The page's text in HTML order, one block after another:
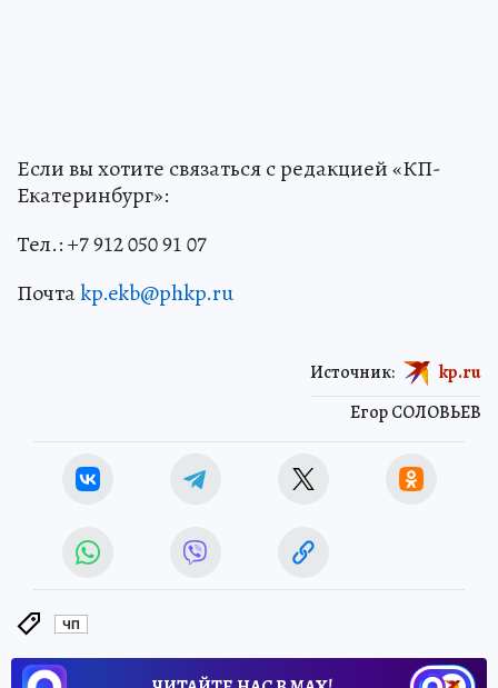
Если вы хотите связаться с редакцией «КП-
Екатеринбург»:
Тел.: +7 912 050 91 07
Почтаkp.ekb@phkp.ru
Егор СОЛОВЬЕВ
Источник: kp.ru
ЧП